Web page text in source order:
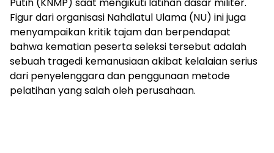
Putih (KNMP) saat mengikuti latihan dasar militer.
Figur dari organisasi Nahdlatul Ulama (NU) ini juga
menyampaikan kritik tajam dan berpendapat
bahwa kematian peserta seleksi tersebut adalah
sebuah tragedi kemanusiaan akibat kelalaian serius
dari penyelenggara dan penggunaan metode
pelatihan yang salah oleh perusahaan.